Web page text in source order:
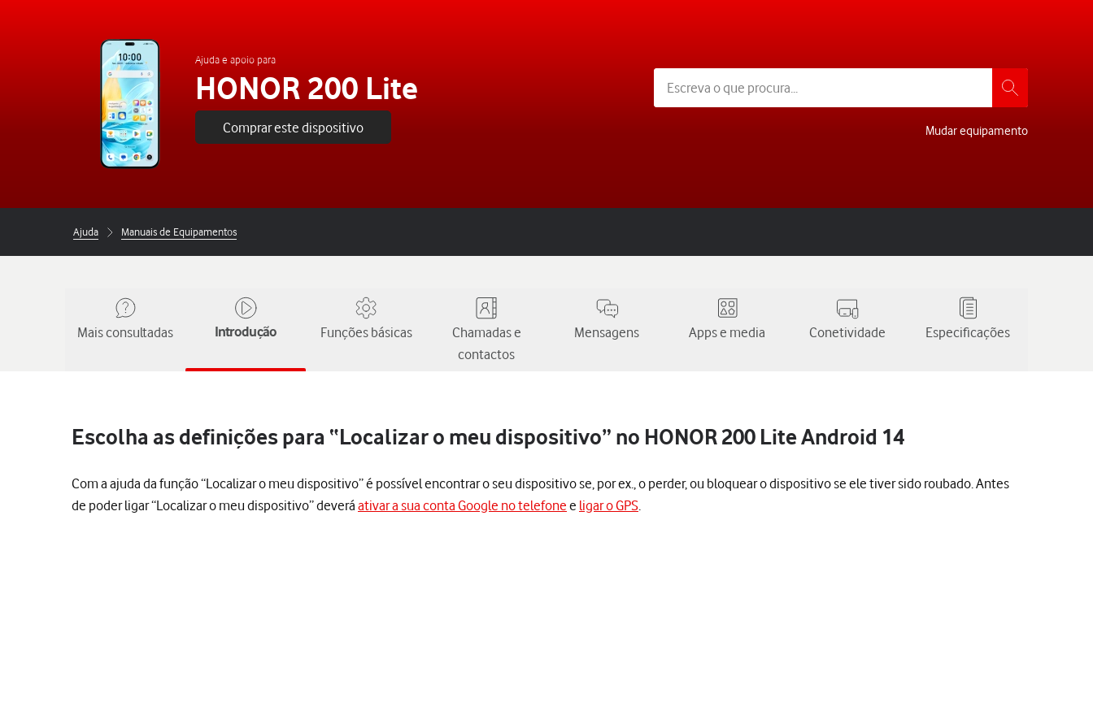
Ajuda e apoio para
HONOR 200 Lite
Comprar este dispositivo Mudar equipamento
Ajuda Manuais de Equipamentos
Mais consultadas Introdução Funções básicas
Chamadas e
contactos
Mensagens Apps e media Conetividade Especificações
Escolha as definições para “Localizar o meu dispositivo” no HONOR 200 Lite Android 14
Com a ajuda da função “Localizar o meu dispositivo” é possível encontrar o seu dispositivo se, por ex., o perder, ou bloquear o dispositivo se ele tiver sido roubado. Antes
de poder ligar “Localizar o meu dispositivo” deveráativar a sua conta Google no telefonee ligar o GPS